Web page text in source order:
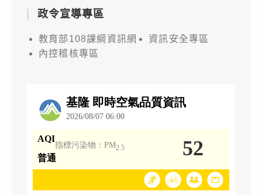
政令宣導專區
教育部108課綱資訊網
資訊安全專區
內控稽核專區